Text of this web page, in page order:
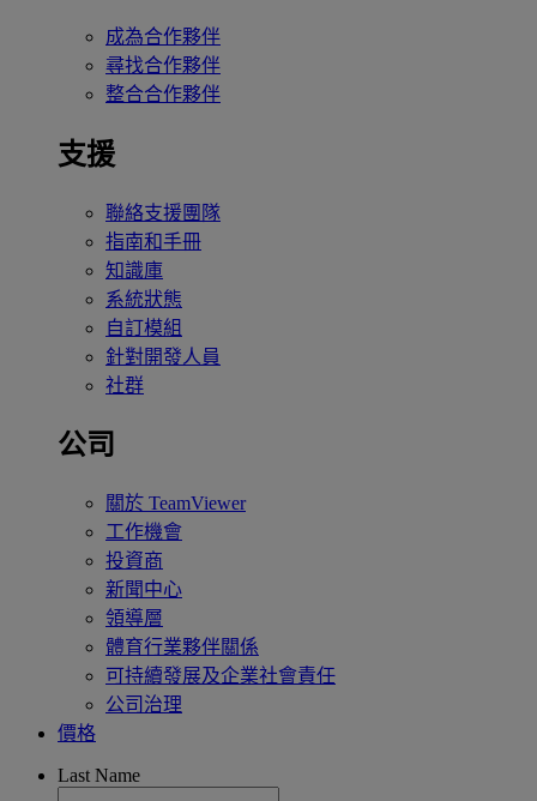
成為合作夥伴
尋找合作夥伴
整合合作夥伴
支援
聯絡支援團隊
指南和手冊
知識庫
系統狀態
自訂模組
針對開發人員
社群
公司
關於 TeamViewer
工作機會
投資商
新聞中心
領導層
體育行業夥伴關係
可持續發展及企業社會責任
公司治理
價格
Last Name